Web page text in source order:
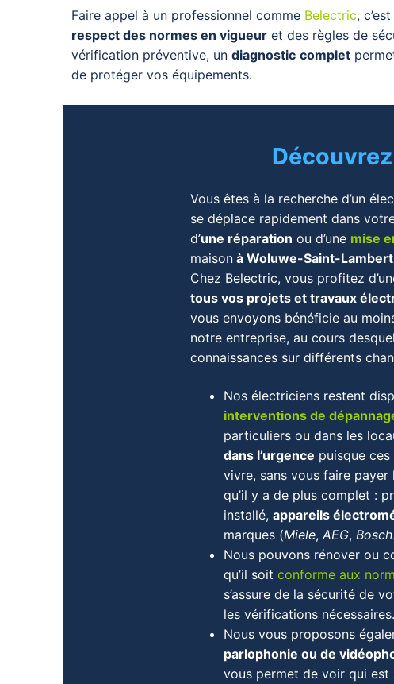
Faire appel à un professionnel comme Belectric,
respect des normes en vigueur et des règles de
vérification préventive, un diagnostic complet
de protéger vos équipements.
Vous êtes à la recherche d’un
se déplace rapidement dans
d’une réparation ou d’une mise
maisonà Woluwe-Saint-Lambert
Chez Belectric, vous profitez
tous vos projets et travaux
vous envoyons bénéficie au
notre entreprise, au cours
connaissances sur différents
Nos électriciens restent
interventions de
particuliers ou dans les
dans l’urgence puisque
vivre, sans vous faire
qu’il y a de plus complet :
installé, appareils
marques (Miele, AEG, Bosch
Nous pouvons rénover ou
qu’il soit conforme aux
s’assure de la sécurité de
les vérifications nécessaires.
Nous vous proposons
parlophonie ou de
vous permet de voir qui